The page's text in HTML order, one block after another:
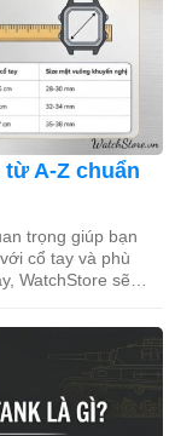
A-Z chuẩn
trọng giúp bạn
cổ tay và phù
WatchStore sẽ